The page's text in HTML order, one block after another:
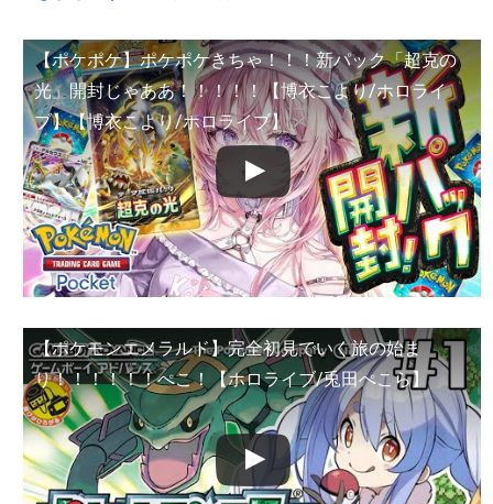
【ポケポケ】ポケポケきちゃ！！！新パック「超克の
光」開封じゃああ！！！！！【博衣こより/ホロライ
ブ】【博衣こより/ホロライブ】
【ポケモンエメラルド】完全初見でいく旅の始ま
り！！！！！！ぺこ！【ホロライブ/兎田ぺこら】